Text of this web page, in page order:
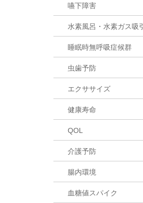
嚥下障害
水素風呂・水素ガス吸引
睡眠時無呼吸症候群
虫歯予防
エクササイズ
健康寿命
QOL
介護予防
腸内環境
血糖値スパイク